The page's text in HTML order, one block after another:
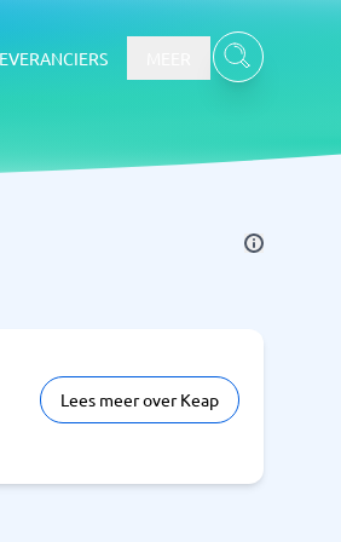
Lees meer over Keap